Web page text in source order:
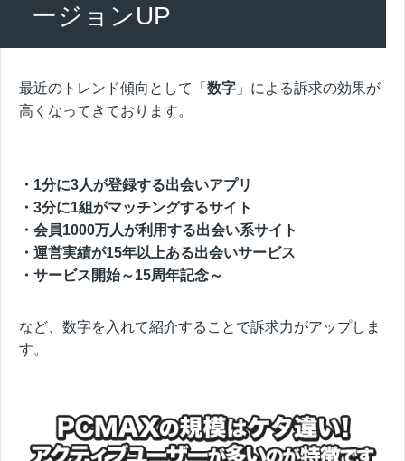
ージョンUP
最近のトレンド傾向として「 数字 」による訴求の効果が
高くなってきております。
・1分に3人が登録する出会いアプリ
・3分に1組がマッチングするサイト
・会員1000万人が利用する出会い系サイト
・運営実績が15年以上ある出会いサービス
・サービス開始～15周年記念～
など、数字を入れて紹介することで訴求力がアップしま
す。